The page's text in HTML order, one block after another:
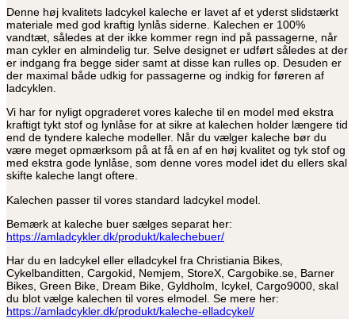
Denne høj kvalitets ladcykel kaleche er lavet af et yderst slidstærkt
materiale med god kraftig lynlås siderne. Kalechen er 100%
vandtæt, således at der ikke kommer regn ind på passagerne, når
man cykler en almindelig tur. Selve designet er udført således at der
er indgang fra begge sider samt at disse kan rulles op. Desuden er
der maximal både udkig for passagerne og indkig for føreren af
ladcyklen.
Vi har for nyligt opgraderet vores kaleche til en model med ekstra
kraftigt tykt stof og lynlåse for at sikre at kalechen holder længere tid
end de tyndere kaleche modeller. Når du vælger kaleche bør du
være meget opmærksom på at få en af en høj kvalitet og tyk stof og
med ekstra gode lynlåse, som denne vores model idet du ellers skal
skifte kaleche langt oftere.
Kalechen passer til vores standard ladcykel model.
Bemærk at kaleche buer sælges separat her:
https://amladcykler.dk/produkt/kalechebuer/
Har du en ladcykel eller elladcykel fra Christiania Bikes,
Cykelbanditten, Cargokid, Nemjem, StoreX, Cargobike.se, Barner
Bikes, Green Bike, Dream Bike, Gyldholm, Icykel, Cargo9000, skal
du blot vælge kalechen til vores elmodel. Se mere her:
https://amladcykler.dk/produkt/kaleche-elladcykel/